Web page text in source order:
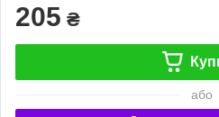
205 ₴
або